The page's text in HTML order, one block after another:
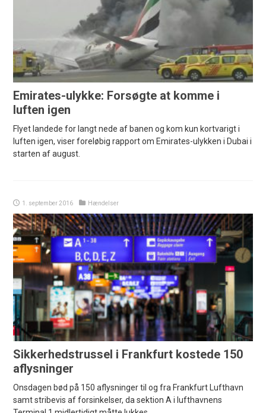
Emirates-ulykke: Forsøgte at komme i
luften igen
Flyet landede for langt nede af banen og kom kun kortvarigt i
luften igen, viser foreløbig rapport om Emirates-ulykken i Dubai i
starten af august.
1. september 2016 Hændelser
Sikkerhedstrussel i Frankfurt kostede 150
aflysninger
Onsdagen bød på 150 aflysninger til og fra Frankfurt Lufthavn
samt stribevis af forsinkelser, da sektion A i lufthavnens